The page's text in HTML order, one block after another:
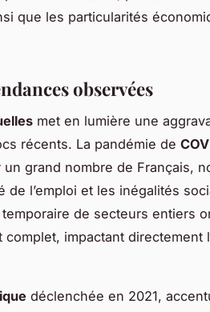
que les particularités
observées
met en lumière une
récents. La pandémie de
grand nombre de Français,
de l’emploi et les inégalités
de secteurs entiers
impactant directement
déclenchée en 2021,